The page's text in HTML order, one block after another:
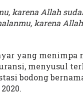
karena Allah
karena
yang menimpa
menyusul
bodong